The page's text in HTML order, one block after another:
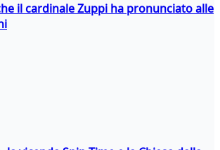
il cardinale Zuppi ha pronunciato alle